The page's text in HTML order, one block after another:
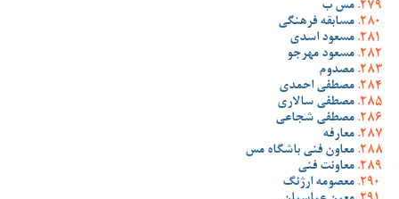
مس ب
مسابقه فرهنگی
مسعود اسدی
مسعود مهرجو
مصدوم
مصطفی احمدی
مصطفی سالاری
مصطفی شجاعی
معارفه
معاون فنی باشگاه مس
معاونت فنی
معصومه ارژنگ